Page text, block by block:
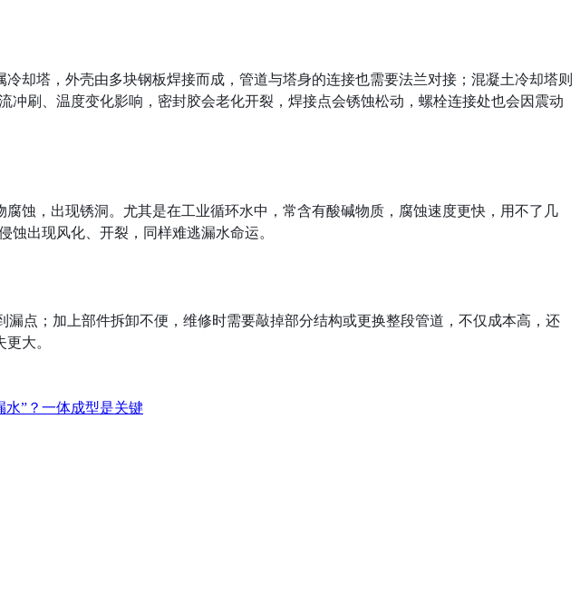
却塔，外壳由多块钢板焊接而成，管道与塔身的连接也需要法兰对接；混凝土冷却塔则
刷、温度变化影响，密封胶会老化开裂，焊接点会锈蚀松动，螺栓连接处也会因震动
蚀，出现锈洞。尤其是在工业循环水中，常含有酸碱物质，腐蚀速度更快，用不了几
出现风化、开裂，同样难逃漏水命运。
点；加上部件拆卸不便，维修时需要敲掉部分结构或更换整段管道，不仅成本高，还
大。
水”？一体成型是关键